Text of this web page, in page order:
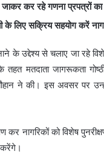
कर रहे गणना प्रपत्रों
के लिए सक्रिय सहयोग करें
के उद्देश्य से चलाए जा रहे
तहत मतदाता जागरूकता
ने की। इस अवसर पर
नागरिकों को विशेष
करेंगे।